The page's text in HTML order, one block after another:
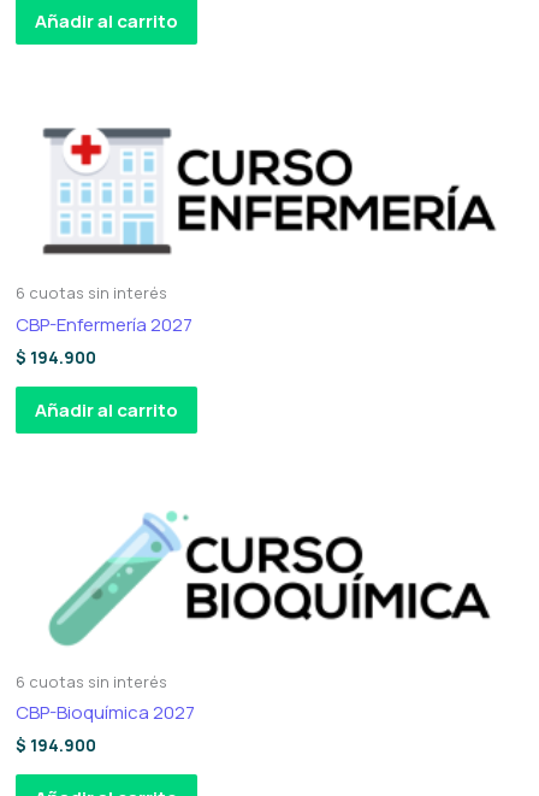
Añadir al carrito
6 cuotas sin interés
CBP-Enfermería 2027
$ 194.900
Añadir al carrito
6 cuotas sin interés
CBP-Bioquímica 2027
$ 194.900